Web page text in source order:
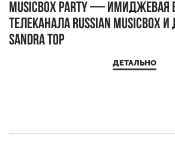
MUSICBOX PARTY — имиджевая
телеканала RUSSIAN MUSICBOX
Sandra Top
ДЕТАЛЬНО